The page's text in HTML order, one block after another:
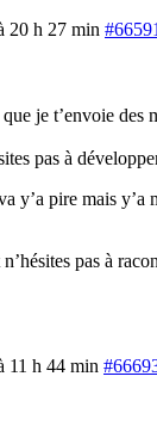
20 h 27 min #66591
je t’envoie des
pas à
y’a pire mais y’a
pas à
11 h 44 min